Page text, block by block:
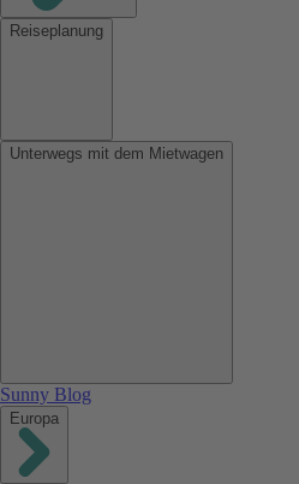
Reiseplanung
Unterwegs mit dem Mietwagen
Sunny Blog
Europa